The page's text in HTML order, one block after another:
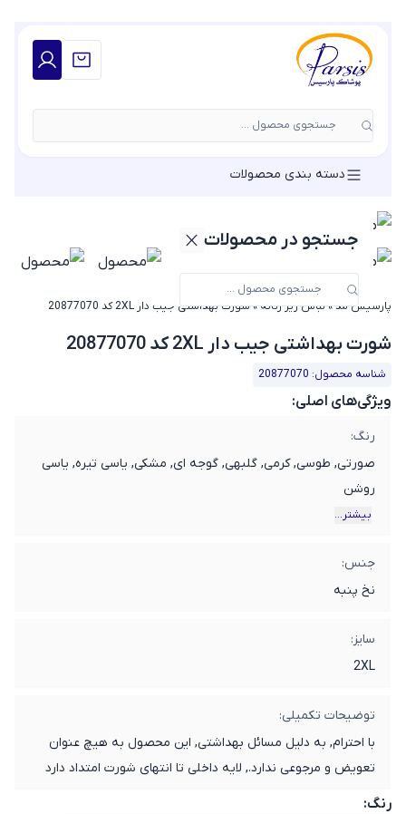
جستجوی محصول ...
جستجو در محصولات
دسته بندی محصولات
پارسیس مد»لباس زیر زنانه»شورت بهداشتی جیب دار 2XL کد 20877070
شورت بهداشتی جیب دار 2XL کد 20877070
شناسه محصول: 20877070
ویژگی‌های اصلی:
رنگ:
صورتی, طوسی, کرمی, گلبهی, گوجه ای, مشکی, یاسی تیره, یاسی
روشن
بیشتر...
جنس:
نخ پنبه
سایز:
2XL
توضیحات تکمیلی:
با احترام, به دلیل مسائل بهداشتی, این محصول به هیچ عنوان
تعویض و مرجوعی ندارد., لایه داخلی تا انتهای شورت امتداد دارد
که از نفوذ به لباس جلوگیری می‌کند.
رنگ: